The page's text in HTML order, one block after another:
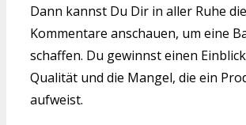
Dann kannst Du Dir in aller Ruhe
Kommentare anschauen, um eine
schaffen. Du gewinnst einen
Qualität und die Mangel, die ein
aufweist.